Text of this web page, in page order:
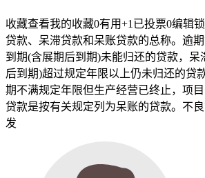
收藏查看我的收藏0有用+1已投票0编辑
贷款、呆滞贷款和呆账贷款的总称。逾
到期(含展期后到期)未能归还的贷款，呆
后到期)超过规定年限以上仍未归还的贷
期不满规定年限但生产经营已终止，项
贷款是按有关规定列为呆账的贷款。不
发